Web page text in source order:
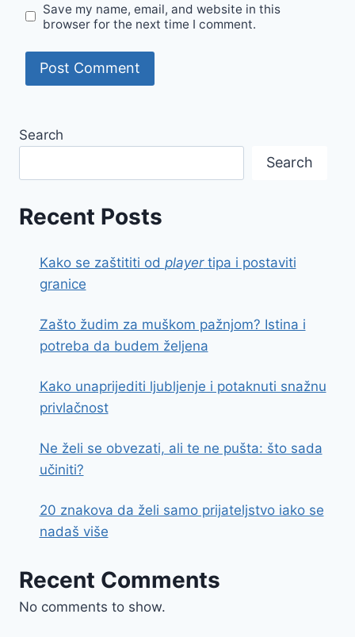
Save my name, email, and website in this
browser for the next time I comment.
Search
Search
Recent Posts
Kako se zaštititi od playertipa i postaviti
granice
Zašto žudim za muškom pažnjom? Istina i
potreba da budem željena
Kako unaprijediti ljubljenje i potaknuti snažnu
privlačnost
Ne želi se obvezati, ali te ne pušta: što sada
učiniti?
20 znakova da želi samo prijateljstvo iako se
nadaš više
Recent Comments
No comments to show.